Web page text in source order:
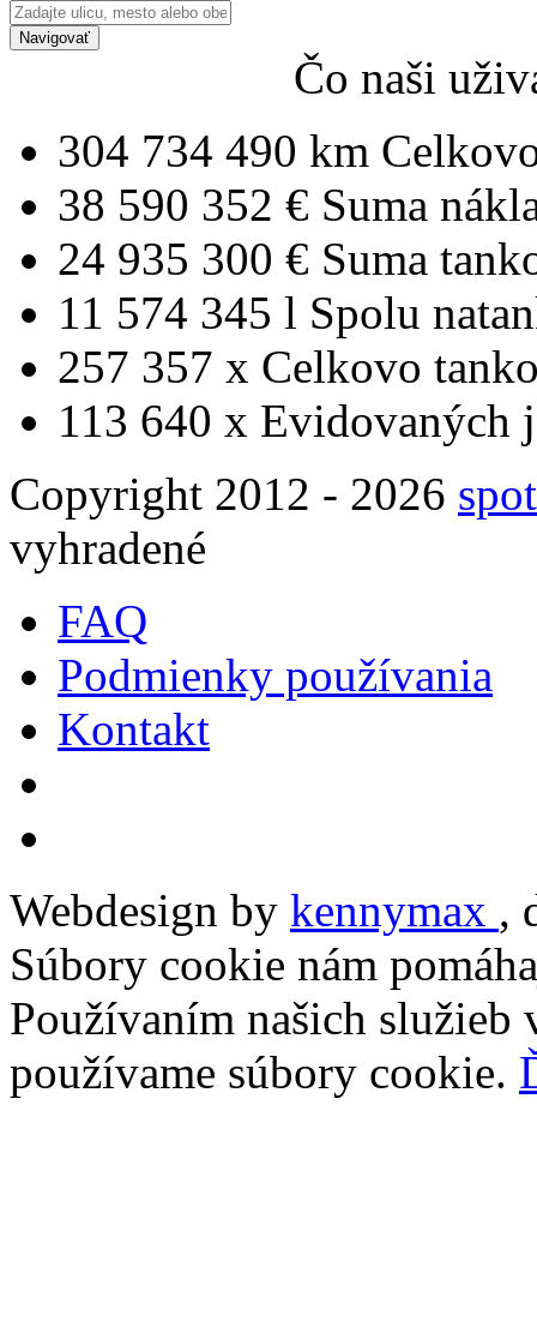
Navigovať
Čo naši
304 734 490 km
38 590 352 € Suma
24 935 300 € Suma
11 574 345 l Spolu
257 357 x Celkovo
113 640 x Evidovaných
Copyright 2012 - 2026
vyhradené
FAQ
Podmienky používania
Kontakt
Webdesign by kennymax ,
Súbory cookie nám
Používaním našich služieb
používame súbory cookie.